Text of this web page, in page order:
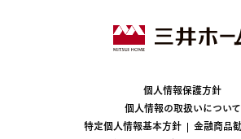
個人情報保護方針
個人情報の取扱いについて
特定個人情報基本方針
金融商品